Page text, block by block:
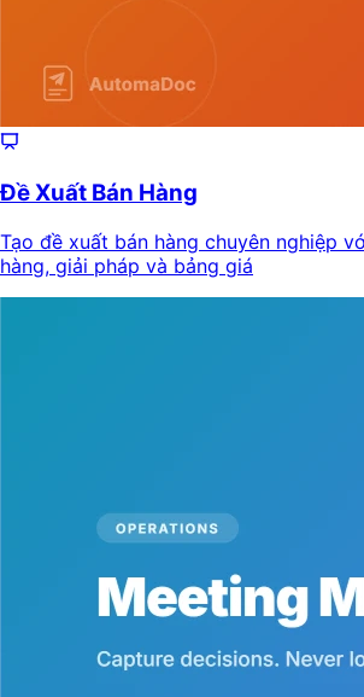
Đề Xuất Bán Hàng
Tạo đề xuất bán hàng chuyên nghiệp
hàng, giải pháp và bảng giá